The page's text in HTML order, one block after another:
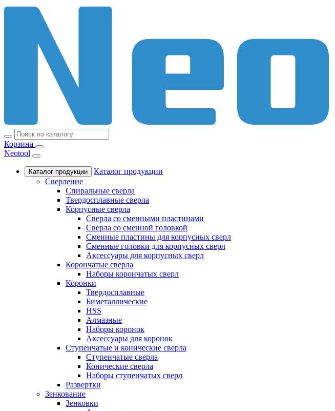
Корзина
Neotool
Каталог продукции
Каталог продукции
Сверление
Спиральные сверла
Твердосплавные сверла
Корпусные сверла
Сверла со сменными пластинами
Сверла со сменной головкой
Сменные пластины для корпусных сверл
Сменные головки для корпусных сверл
Аксессуары для корпусных сверл
Корончатые сверла
Наборы корончатых сверл
Коронки
Твердосплавные
Биметаллические
HSS
Алмазные
Наборы коронок
Аксессуары для коронок
Ступенчатые и конические сверла
Ступенчатые сверла
Конические сверла
Наборы ступенчатых сверл
Развертки
Зенкование
Зенковки